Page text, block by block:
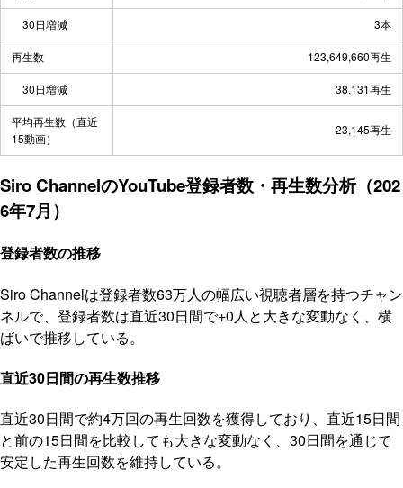
30日増減 3本
再生数 123,649,660再生
30日増減 38,131再生
平均再生数（直近
15動画）
23,145再生
Siro ChannelのYouTube登録者数・再生数分析（202
6年7月）
登録者数の推移
Siro Channelは登録者数63万人の幅広い視聴者層を持つチャン
ネルで、登録者数は直近30日間で+0人と大きな変動なく、横
ばいで推移している。
直近30日間の再生数推移
直近30日間で約4万回の再生回数を獲得しており、直近15日間
と前の15日間を比較しても大きな変動なく、30日間を通じて
安定した再生回数を維持している。